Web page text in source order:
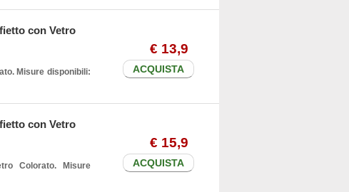
con Vetro
Misure disponibili:
€ 13,9
ACQUISTA
con Vetro
Colorato. Misure
€ 15,9
ACQUISTA